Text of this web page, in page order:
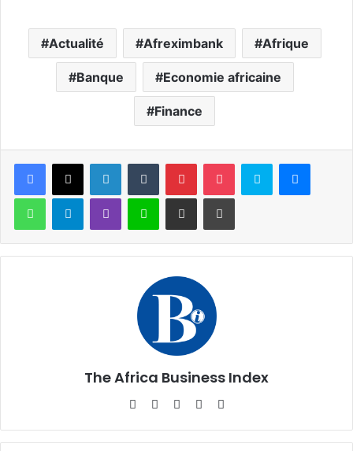
Actualité Afreximbank Afrique
Banque Economie africaine
Finance
Facebook
X LinkedinTumblr PinterestPocket Skype
WhatsAppTelegramViber Ligne Partager par email Imprimer
The Africa Business Index
WebsiteFacebook
X Linkedin